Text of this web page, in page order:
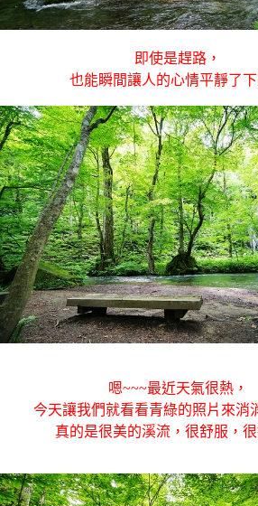
即使是趕路，
也能瞬間讓人的心情平靜了下
嗯~~~最近天氣很熱，
今天讓我們就看看青綠的照片來消
真的是很美的溪流，很舒服，很